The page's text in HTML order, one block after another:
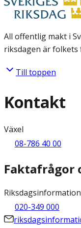
All offentlig makt i
riksdagen är
Till toppen
Kontakt
Växel
08-786 40 00
Faktafrågor
Riksdagsinformation
020-349 000